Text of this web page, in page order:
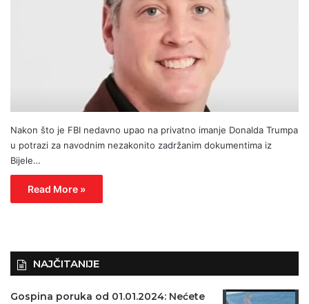
Nakon što je FBI nedavno upao na privatno imanje Donalda Trumpa
u potrazi za navodnim nezakonito zadržanim dokumentima iz
Bijele…
Read More »
NAJČITANIJE
Gospina poruka od 01.01.2024: Nećete